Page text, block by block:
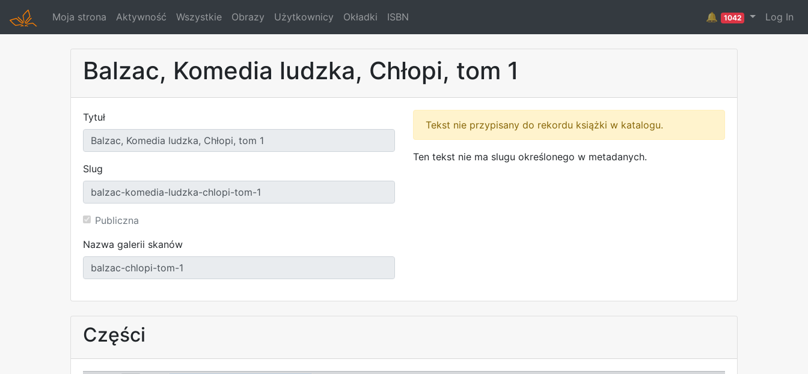
Moja strona Aktywność Wszystkie Obrazy Użytkownicy Okładki ISBN 🔔 1042 Log In
Balzac, Komedia ludzka, Chłopi, tom 1
Tytuł
Slug
Publiczna
Nazwa galerii skanów
Tekst nie przypisany do rekordu książki w katalogu.
Ten tekst nie ma slugu określonego w metadanych.
Części